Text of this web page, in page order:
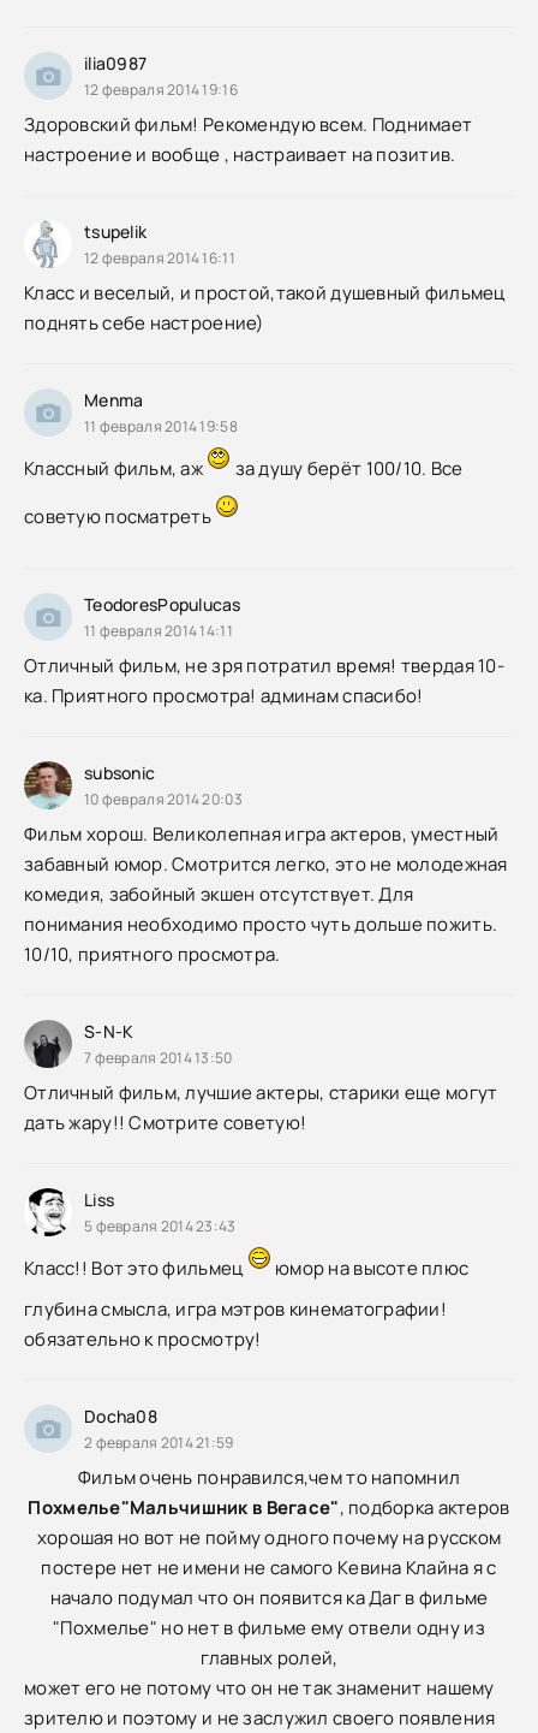
ilia0987
12 февраля 2014 19:16
Здоровский фильм! Рекомендую всем. Поднимает
настроение и вообще , настраивает на позитив.
tsupelik
12 февраля 2014 16:11
Класс и веселый, и простой,такой душевный фильмец
поднять себе настроение)
Menma
11 февраля 2014 19:58
Классный фильм, аж
за душу берёт 100/10. Все
советую посматреть
TeodoresPopulucas
11 февраля 2014 14:11
Отличный фильм, не зря потратил время! твердая 10-
ка. Приятного просмотра! админам спасибо!
subsonic
10 февраля 2014 20:03
Фильм хорош. Великолепная игра актеров, уместный
забавный юмор. Смотрится легко, это не молодежная
комедия, забойный экшен отсутствует. Для
понимания необходимо просто чуть дольше пожить.
10/10, приятного просмотра.
S-N-K
7 февраля 2014 13:50
Отличный фильм, лучшие актеры, старики еще могут
дать жару!! Смотрите советую!
Liss
5 февраля 2014 23:43
Класс!! Вот это фильмец
юмор на высоте плюс
глубина смысла, игра мэтров кинематографии!
обязательно к просмотру!
Docha08
2 февраля 2014 21:59
Фильм очень понравился,чем то напомнил
Похмелье"Мальчишник в Вегасе", подборка актеров
хорошая но вот не пойму одного почему на русском
постере нет не имени не самого Кевина Клайна я с
начало подумал что он появится ка Даг в фильме
"Похмелье" но нет в фильме ему отвели одну из
главных ролей,
может его не потому что он не так знаменит нашему
зрителю и поэтому и не заслужил своего появления